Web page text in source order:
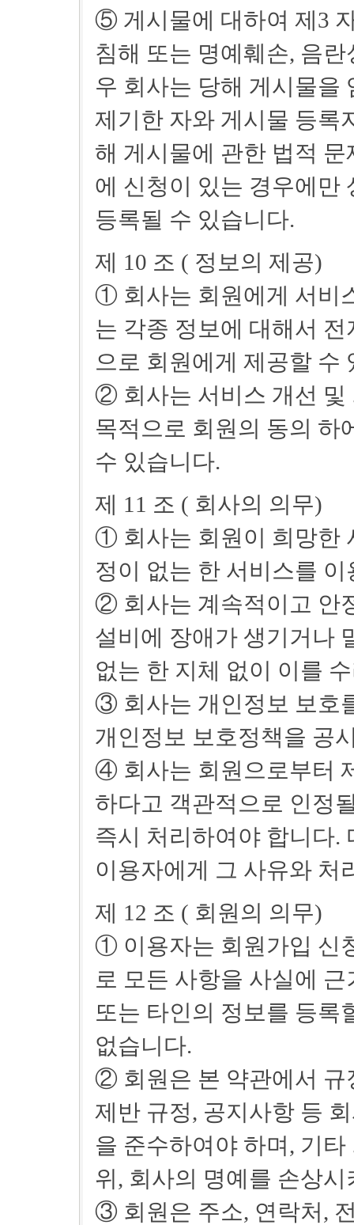
⑤ 게시물에 대하여 제3
침해 또는 명예훼손, 음
우 회사는 당해 게시물을
제기한 자와 게시물 등록
해 게시물에 관한 법적
에 신청이 있는 경우에만
등록될 수 있습니다.
제 10 조 ( 정보의 제공)
① 회사는 회원에게 서비
는 각종 정보에 대해서
으로 회원에게 제공할 수
② 회사는 서비스 개선 및
목적으로 회원의 동의 하
수 있습니다.
제 11 조 ( 회사의 의무)
① 회사는 회원이 희망한
정이 없는 한 서비스를
② 회사는 계속적이고 안
설비에 장애가 생기거나
없는 한 지체 없이 이를
③ 회사는 개인정보 보호
개인정보 보호정책을 공
④ 회사는 회원으로부터
하다고 객관적으로 인정
즉시 처리하여야 합니다.
이용자에게 그 사유와 처
제 12 조 ( 회원의 의무)
① 이용자는 회원가입 신
로 모든 사항을 사실에
또는 타인의 정보를 등록
없습니다.
② 회원은 본 약관에서 규
제반 규정, 공지사항 등
을 준수하여야 하며, 기
위, 회사의 명예를 손상
③ 회원은 주소, 연락처,